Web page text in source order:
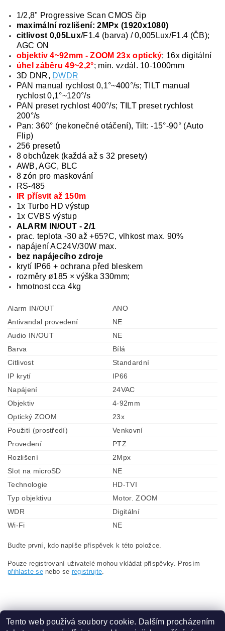
1/2,8" Progressive Scan CMOS čip
maximální rozlišení: 2MPx (1920x1080)
citlivost 0,05Lux/F1.4 (barva) / 0,005Lux/F1.4 (ČB);
AGC ON
objektiv 4~92mm - ZOOM 23x optický; 16x digitální
úhel záběru 49~2,2°; min. vzdál. 10-1000mm
3D DNR, DWDR
PAN manual rychlost 0,1°~400°/s; TILT manual
rychlost 0,1°~120°/s
PAN preset rychlost 400°/s; TILT preset rychlost
200°/s
Pan: 360° (nekonečné otáčení), Tilt: -15°-90° (Auto
Flip)
256 presetů
8 obchůzek (každá až s 32 presety)
AWB, AGC, BLC
8 zón pro maskování
RS-485
IR přísvit až 150m
1x Turbo HD výstup
1x CVBS výstup
ALARM IN/OUT - 2/1
prac. teplota -30 až +65?C, vlhkost max. 90%
napájení AC24V/30W max.
bez napájecího zdroje
krytí IP66 + ochrana před bleskem
rozměry ø185 × výška 330mm;
hmotnost cca 4kg
Alarm IN/OUT
ANO
Antivandal provedení
NE
Audio IN/OUT
NE
Barva
Bílá
Citlivost
Standardní
IP krytí
IP66
Napájení
24VAC
Objektiv
4-92mm
Optický ZOOM
23x
Použití (prostředí)
Venkovní
Provedení
PTZ
Rozlišení
2Mpx
Slot na microSD
NE
Technologie
HD-TVI
Typ objektivu
Motor. ZOOM
WDR
Digitální
Wi-Fi
NE
Buďte první, kdo napíše příspěvek k této položce.
Pouze registrovaní uživatelé mohou vkládat příspěvky. Prosím
přihlaste senebo se registrujte.
Tento web používá soubory cookie. Dalším procházením